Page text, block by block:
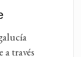
a través